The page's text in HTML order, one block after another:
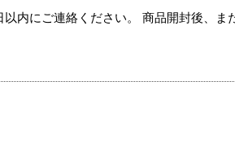
内にご連絡ください。 商品開封後、ま